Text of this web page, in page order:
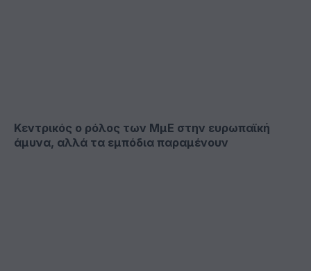
Κεντρικός ο ρόλος των ΜμΕ στην ευρωπαϊκή
άμυνα, αλλά τα εμπόδια παραμένουν